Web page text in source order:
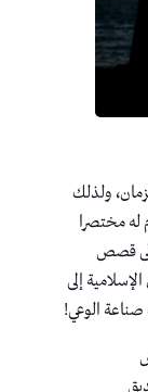
ولذلك
له مختصرا
إلى قصص
إلى
صناعة الوعي!